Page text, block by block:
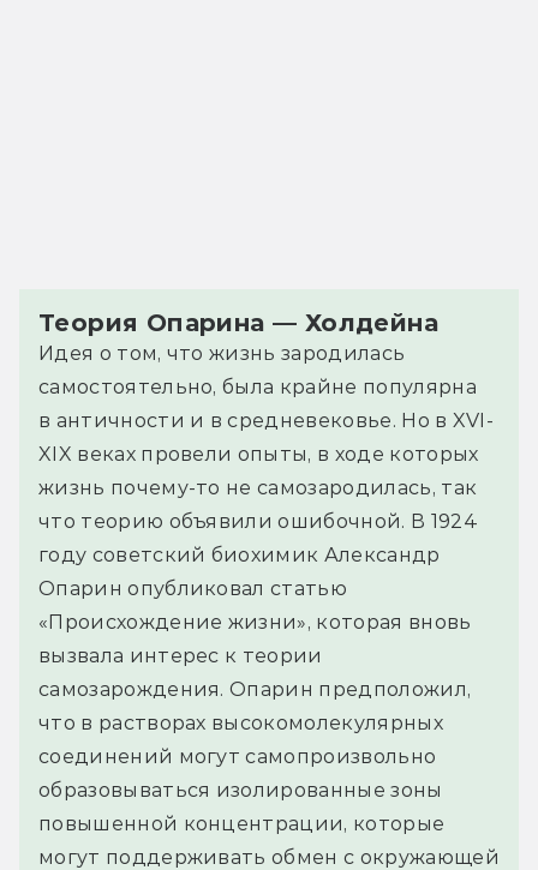
Теория Опарина — Холдейна
Идея о том, что жизнь зародилась
самостоятельно, была крайне популярна
в античности и в средневековье. Но в XVI-
XIX веках провели опыты, в ходе которых
жизнь почему-то не самозародилась, так
что теорию объявили ошибочной. В 1924
году советский биохимик Александр
Опарин опубликовал статью
«Происхождение жизни», которая вновь
вызвала интерес к теории
самозарождения. Опарин предположил,
что в растворах высокомолекулярных
соединений могут самопроизвольно
образовываться изолированные зоны
повышенной концентрации, которые
могут поддерживать обмен с окружающей